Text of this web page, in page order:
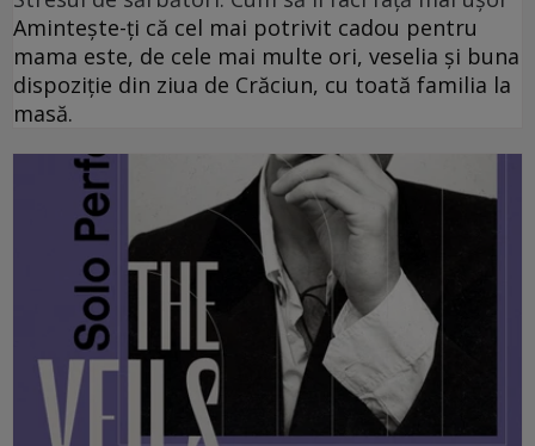
Amintește-ți că cel mai potrivit cadou pentru
mama este, de cele mai multe ori, veselia și buna
dispoziție din ziua de Crăciun, cu toată familia la
masă.